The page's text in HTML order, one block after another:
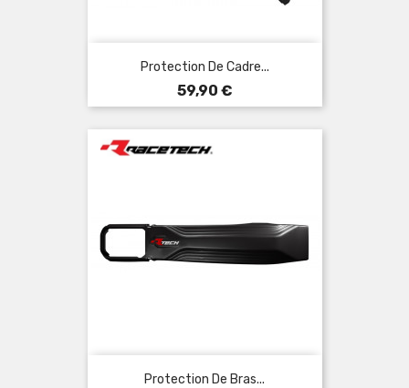
Protection De Cadre...
Prix
59,90 €
Protection De Bras...